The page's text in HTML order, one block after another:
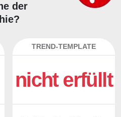
der
TREND-TEMPLATE
nicht erfüllt